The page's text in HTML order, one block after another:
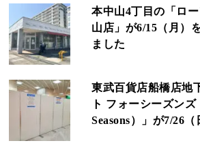
本中山4丁目の「ロ
山店」が6/15（月）
ました
東武百貨店船橋店地
ト フォーシーズン
Seasons）」が7/26